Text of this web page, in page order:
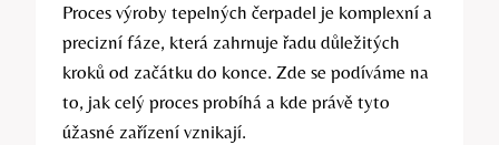
Proces výroby tepelných čerpadel je komplexní a
precizní fáze, která zahrnuje řadu důležitých
kroků od začátku do konce. Zde se podíváme na
to, jak celý proces probíhá a kde právě tyto
úžasné zařízení vznikají.